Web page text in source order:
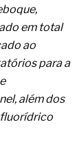
em total
ao
para a
além dos